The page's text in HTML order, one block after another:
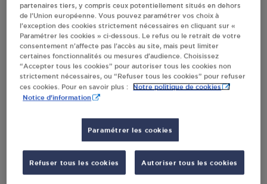
RECEVOIR LES COORDONNÉES DU REVENDEUR
En cliquant sur « S’y rendre », j’autorise le traitement
d’informations (dont mon adresse IP) et leur transfert hors UE
par Google Maps afin d’afficher la carte.
En savoir plus
Accès
partenaires tiers, y compris ceux potentiellement situés en dehors
de l’Union européenne. Vous pouvez paramétrer vos choix à
l’exception des cookies strictement nécessaires en cliquant sur «
Paramétrer les cookies » ci-dessous. Le refus ou le retrait de votre
consentement n’affecte pas l’accès au site, mais peut limiter
certaines fonctionnalités ou mesures d’audience. Choisissez
“Accepter tous les cookies” pour autoriser tous les cookies non
strictement nécessaires, ou “Refuser tous les cookies” pour refuser
ces cookies. Pour en savoir plus :
Notre politique de cookies
Notice d'information
Paramétrer les cookies
Refuser tous les cookies Autoriser tous les cookies